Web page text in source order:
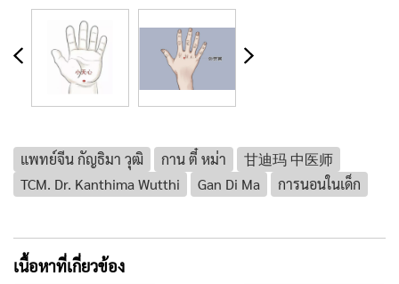
แพทย์จีน กัญธิมา วุฒิ กาน ตี๋ หม่า
甘迪玛 中医师
TCM. Dr. Kanthima Wutthi
Gan Di Ma การนอนในเด็ก
เนื้อหาที่เกี่ยวข้อง